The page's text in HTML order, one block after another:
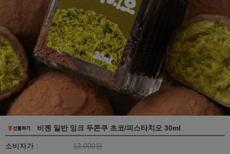
비젠 일반 잉크 두쫀쿠 초코/피스타치오 30ml
소비자가 :
12,000원